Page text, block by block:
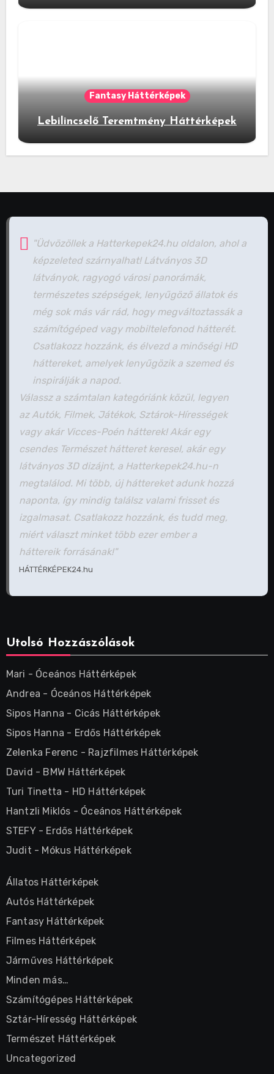
Fantasy Háttérképek
Lebilincselő Teremtmény Háttérképek
"Üdvözöllek a Hatterkepek24.hu oldalon, ahol a
képzeleted szárnyalhat! Látványos 3D
látványok, ragyogó városi panorámák,
természetes szépségek, lenyűgöző állatok és
még sok más vár rád, hogy megváltoztassák a
számítógéped vagy mobiltelefonod hátterét.
Csatlakozz hozzánk, és élvezd a minőségi HD
háttereket, amelyek lenyűgözik a szemed és
inspirálják a napod.
Válassz a számtalan kategóriánk közül, legyen
az Autók, Filmek, Játékok, Sztárok-Hírességek
vagy akár Vicces-Poén hátterek! Akár egy
csendes Természet hátteret keresel, akár egy
látványos 3D dizájnt, a Hatterkepek24.hu-n
megtalálod. Mi több, új háttereket adunk hozzá
naponta, így mindig találsz valami frisset és
izgalmasat. Csatlakozz hozzánk, és tudd meg,
miért választ minket több ezer ember a
háttereik forrásának!"
HÁTTÉRKÉPEK24.hu
Utolsó Hozzászólások
Mari - Óceános Háttérképek
Andrea - Óceános Háttérképek
Sipos Hanna - Cicás Háttérképek
Sipos Hanna - Erdős Háttérképek
Zelenka Ferenc - Rajzfilmes Háttérképek
David - BMW Háttérképek
Turi Tinetta - HD Háttérképek
Hantzli Miklós - Óceános Háttérképek
STEFY- Erdős Háttérképek
Judit - Mókus Háttérképek
Állatos Háttérképek
Autós Háttérképek
Fantasy Háttérképek
Filmes Háttérképek
Járműves Háttérképek
Minden más…
Számítógépes Háttérképek
Sztár-Híresség Háttérképek
Természet Háttérképek
Uncategorized